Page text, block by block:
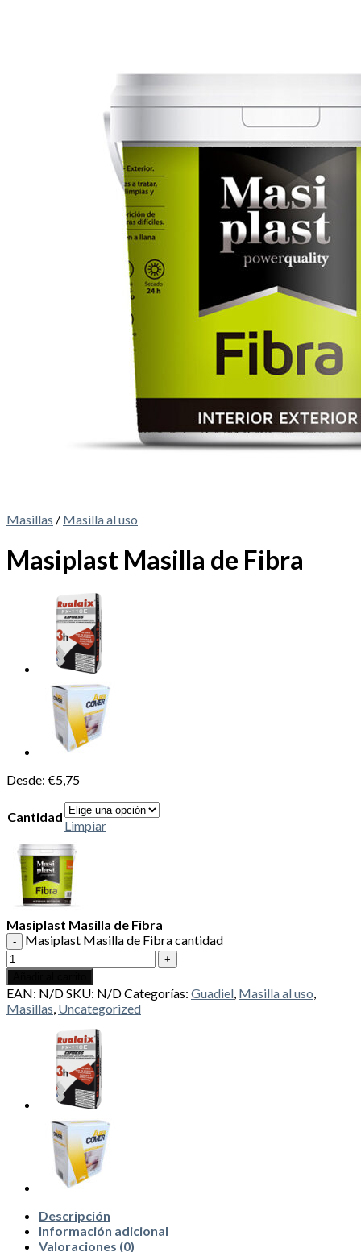
Masillas / Masilla al uso
Masiplast Masilla de Fibra
Desde: €5,75
Cantidad
Limpiar
Masiplast Masilla de Fibra
Masiplast Masilla de Fibra cantidad
EAN: N/DSKU: N/DCategorías: Guadiel, Masilla al uso,
Masillas, Uncategorized
Descripción
Información adicional
Valoraciones (0)